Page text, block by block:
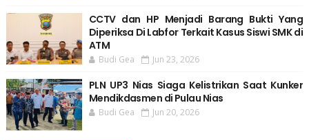
CCTV dan HP Menjadi Barang Bukti Yang
Diperiksa Di Labfor Terkait Kasus Siswi SMK di
ATM
Budi Gea Jun 23, 2026
PLN UP3 Nias Siaga Kelistrikan Saat Kunker
Mendikdasmen di Pulau Nias
Budi Gea Jun 20, 2026